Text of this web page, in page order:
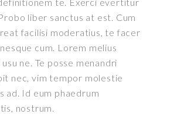
liber sanctus at est. Cum
facilisi moderatius, te facer
cum. Lorem melius
ne. Te posse menandri
nec, vim tempor molestie
ad. Id eum phaedrum
nostrum.